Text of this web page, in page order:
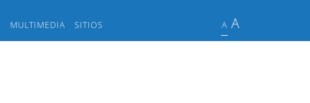
MULTIMEDIA SITIOS A A